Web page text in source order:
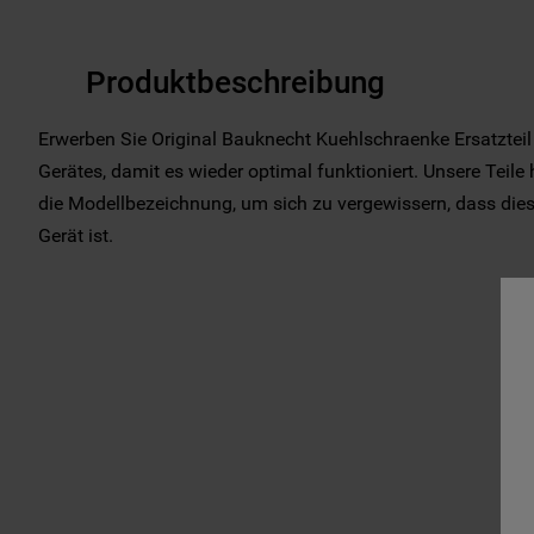
Produktbeschreibung
Erwerben Sie Original Bauknecht Kuehlschraenke
Gerätes, damit es wieder optimal funktioniert. Unsere
die Modellbezeichnung, um sich zu vergewissern, dass
Gerät ist.